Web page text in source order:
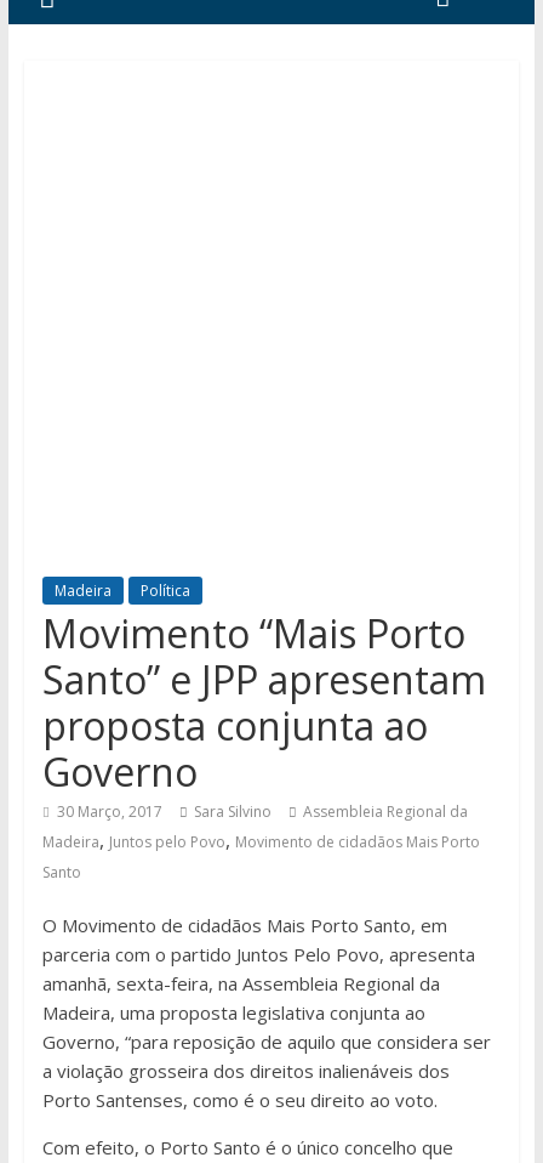
Madeira Política
Movimento “Mais Porto
Santo” e JPP apresentam
proposta conjunta ao
Governo
30 Março, 2017 Sara Silvino
Assembleia Regional da
Madeira, Juntos pelo Povo, Movimento de cidadãos Mais Porto
Santo
O Movimento de cidadãos Mais Porto Santo, em
parceria com o partido Juntos Pelo Povo, apresenta
amanhã, sexta-feira, na Assembleia Regional da
Madeira, uma proposta legislativa conjunta ao
Governo, “para reposição de aquilo que considera ser
a violação grosseira dos direitos inalienáveis dos
Porto Santenses, como é o seu direito ao voto.
Com efeito, o Porto Santo é o único concelho que